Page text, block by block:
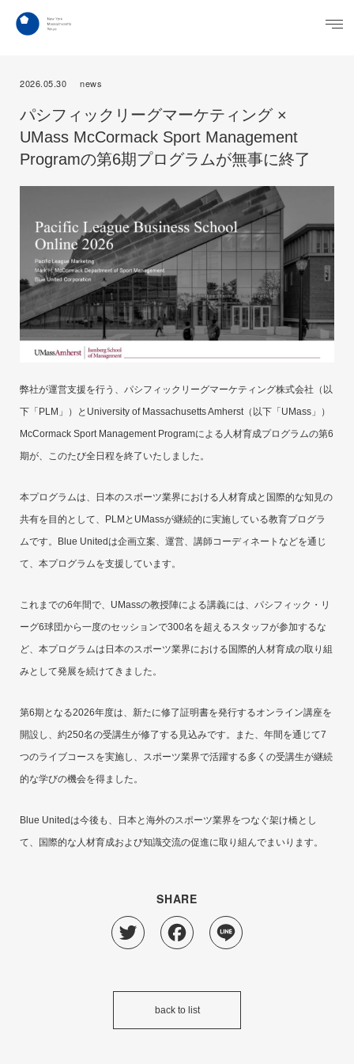
2026.05.30 news
パシフィックリーグマーケティング ×
UMass McCormack Sport Management
Programの第6期プログラムが無事に終了
弊社が運営支援を行う、パシフィックリーグマーケティング株式会社（以
下「PLM」）とUniversity of Massachusetts Amherst（以下「UMass」）
McCormack Sport Management Programによる人材育成プログラムの第6
期が、このたび全日程を終了いたしました。
本プログラムは、日本のスポーツ業界における人材育成と国際的な知見の
共有を目的として、PLMとUMassが継続的に実施している教育プログラ
ムです。Blue Unitedは企画立案、運営、講師コーディネートなどを通じ
て、本プログラムを支援しています。
これまでの6年間で、UMassの教授陣による講義には、パシフィック・リ
ーグ6球団から一度のセッションで300名を超えるスタッフが参加するな
ど、本プログラムは日本のスポーツ業界における国際的人材育成の取り組
みとして発展を続けてきました。
第6期となる2026年度は、新たに修了証明書を発行するオンライン講座を
開設し、約250名の受講生が修了する見込みです。また、年間を通じて7
つのライブコースを実施し、スポーツ業界で活躍する多くの受講生が継続
的な学びの機会を得ました。
Blue Unitedは今後も、日本と海外のスポーツ業界をつなぐ架け橋とし
て、国際的な人材育成および知識交流の促進に取り組んでまいります。
SHARE
Twitter Facebook
back to list